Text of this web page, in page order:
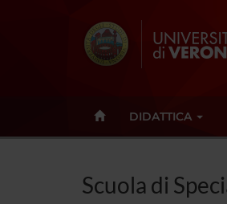
DIDATTICA
Scuola di